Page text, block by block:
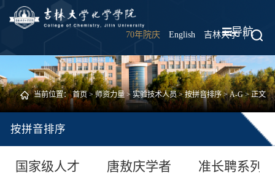
70年院庆 English 吉林大学 |
导航
当前位置：首页>师资力量>实验技术人员>按拼音排序>A-G> 正文
按拼音排序
国家级人才 唐敖庆学者 准长聘系列